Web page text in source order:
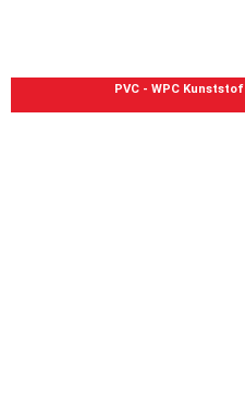
PVC - WPC Kunststof